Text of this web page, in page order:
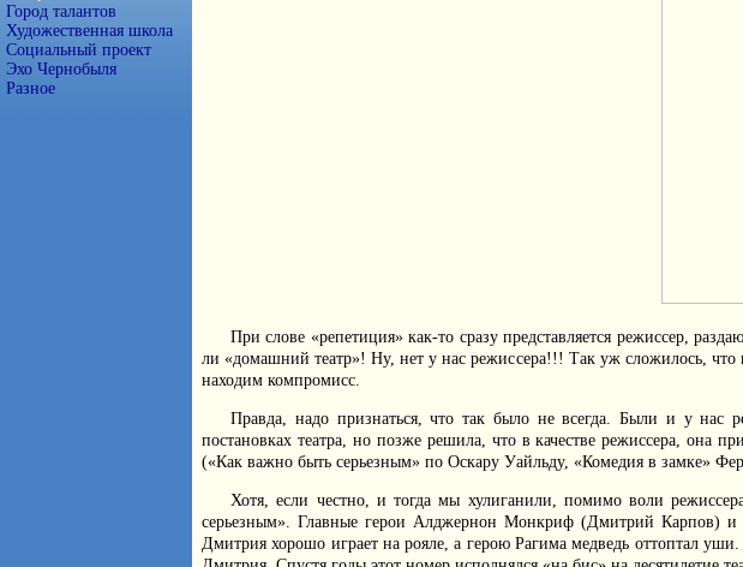
Город талантов
Художественная школа
Социальный проект
Эхо Чернобыля
Разное
При слове «репетиция» как-то сразу представляется режиссер,
ли «домашний театр»! Ну, нет у нас режиссера!!! Так уж сложилось,
находим компромисс.
Правда, надо признаться, что так было не всегда. Были и у нас
постановках театра, но позже решила, что в качестве режиссера, она
(«Как важно быть серьезным» по Оскару Уайльду, «Комедия в замке»
Хотя, если честно, и тогда мы хулиганили, помимо воли
серьезным». Главные герои Алджернон Монкриф (Дмитрий Карпов) и
Дмитрия хорошо играет на рояле, а герою Рагима медведь оттоптал